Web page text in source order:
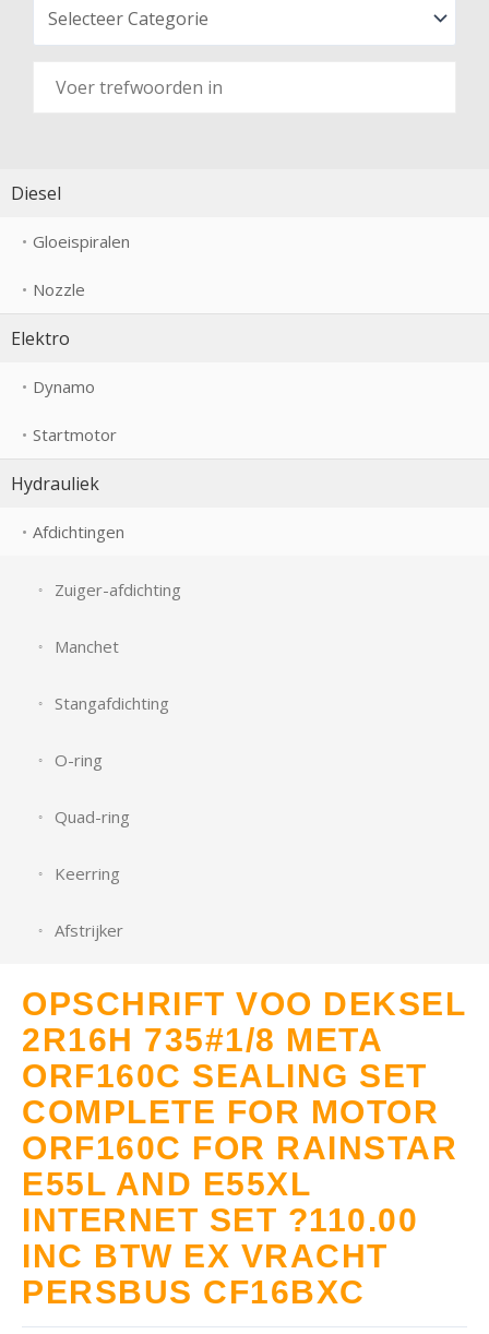
Diesel
Gloeispiralen
Nozzle
Elektro
Dynamo
Startmotor
Hydrauliek
Afdichtingen
Zuiger-afdichting
Manchet
Stangafdichting
O-ring
Quad-ring
Keerring
Afstrijker
OPSCHRIFT VOO DEKSEL
2R16H 735#1/8 META
ORF160C SEALING SET
COMPLETE FOR MOTOR
ORF160C FOR RAINSTAR
E55L AND E55XL
INTERNET SET ?110.00
INC BTW EX VRACHT
PERSBUS CF16BXC